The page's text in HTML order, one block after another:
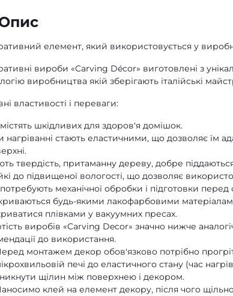
елемент, який використовується у
вироби «Carving Décor» виготовлені з
виробництва якій зберігають італійські
властивості і переваги:
шкідливих для здоров'я домішок.
нагріванні стають еластичними, що дозволяє їм
твердість, притаманну дереву, добре піддаються
до підвищеної вологості, що дозволяє
механічної обробки і підготовки перед
будь-якими лакофарбовими
плівками у вакуумних пресах.
виробів «Carving Decor» значно нижче
до використання.
монтажем декор обов'язково потрібно
печі до еластичного стану (час
щілин між поверхнею і декором.
клей на елемент декору, після чого